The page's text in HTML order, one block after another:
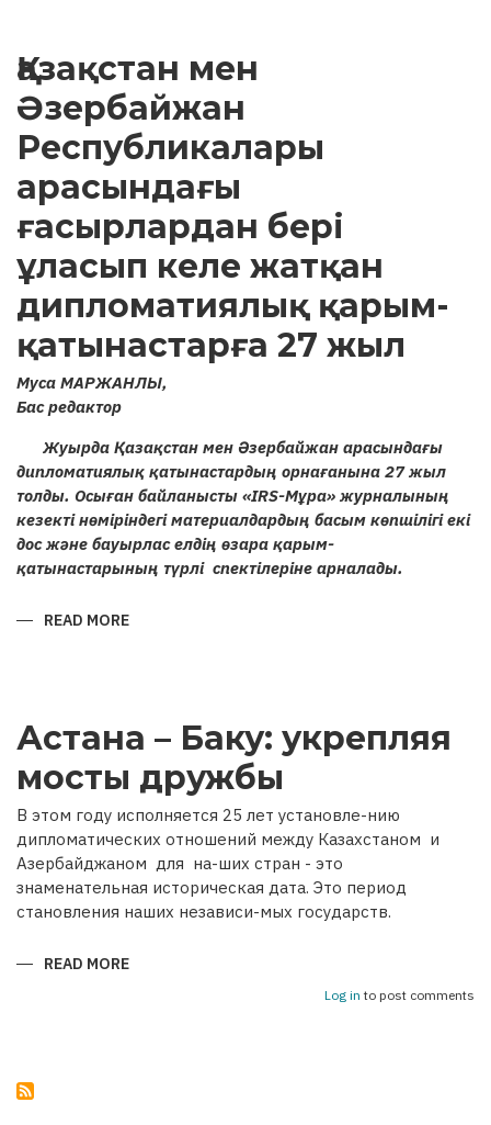
TO
“ARMENIFY”
THEM
Қазақстан мен
Әзербайжан
Республикалары
арасындағы
ғасырлардан бері
ұласып келе жатқан
дипломатиялық қарым-
қатынастарға 27 жыл
Муса МАРЖАНЛЫ,
Бас редактор
Жуырда Қазақстан мен Әзербайжан арасындағы
дипломатиялық қатынастардың орнағанына 27 жыл
толды. Осыған байланысты «IRS-Мұра» журналының
кезекті нөміріндегі материалдардың басым көпшілігі екі
дос және бауырлас елдің өзара қарым-
қатынастарының түрлі спектілеріне арналады.
READ MORE
БЕРІ
ҰЛАСЫП
ЖАТҚАН
ДИПЛОМАТИЯЛЫҚ
ҚАТЫНАСТАРҒА
27
ЖЫЛ
Астана – Баку: укрепляя
мосты дружбы
В этом году исполняется 25 лет установле-нию
дипломатических отношений между Казахстаном и
Азербайджаном для на-ших стран - это
знаменательная историческая дата. Это период
становления наших независи-мых государств.
READ MORE
Log in to post comments